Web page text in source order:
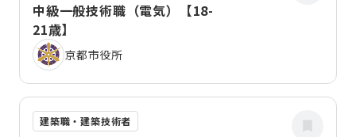
中級一般技術職（電気）【18-
21歳】
京都市役所
建築職・建築技術者